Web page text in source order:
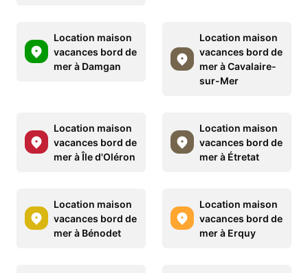
Location maison
vacances bord de
mer à Damgan
Location maison
vacances bord de
mer à Cavalaire-
sur-Mer
Location maison
vacances bord de
mer à Île d'Oléron
Location maison
vacances bord de
mer à Étretat
Location maison
vacances bord de
mer à Bénodet
Location maison
vacances bord de
mer à Erquy